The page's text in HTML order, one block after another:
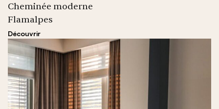
Cheminée moderne
Flamalpes
Découvrir